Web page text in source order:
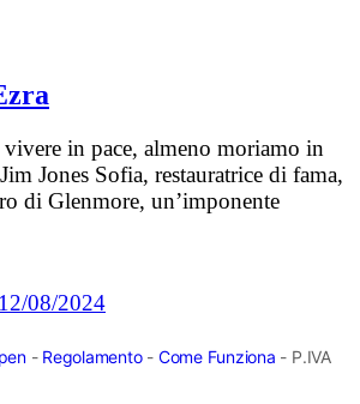
vivere in pace, almeno moriamo in
Jones Sofia, restauratrice di fama,
di Glenmore, un’imponente
12/08/2024
- Regolamento- Come Funziona - P.IVA